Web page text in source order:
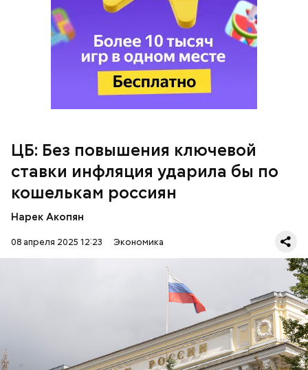
ЦБ: Без повышения ключевой
ставки инфляция ударила бы по
кошелькам россиян
Нарек Акопян
08 апреля 2025 12:23 Экономика
Набиуллина подчеркнула, что именно инфляция, а
не повышение процентных ставок, «съедает»
доходы населения, включая зарплаты и пенсии.
Она также заявила, что ключевая ставкане
останется на высоком уровне навсегда. Ранее
председатель ЦБ РФ Эльвира Набиуллина
сообщила, что инфляция в России, по ее оценке,
продолжит снижатьсяв ближайшие месяцы и к
концу года достигнет нормального уровня.
ЭЛЬВИРА НАБИУЛЛИНА ЦБ РФ РОССИЯ